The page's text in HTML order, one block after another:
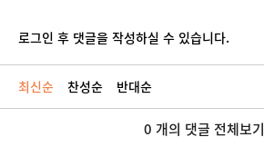
로그인 후 댓글을 작성하실 수 있습니다.
최신순 찬성순 반대순
0 개의 댓글 전체보기